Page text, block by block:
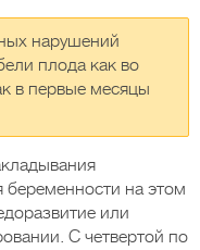
нарушений
плода как во
в первые месяцы
беременности на этом
или
С четвертой по